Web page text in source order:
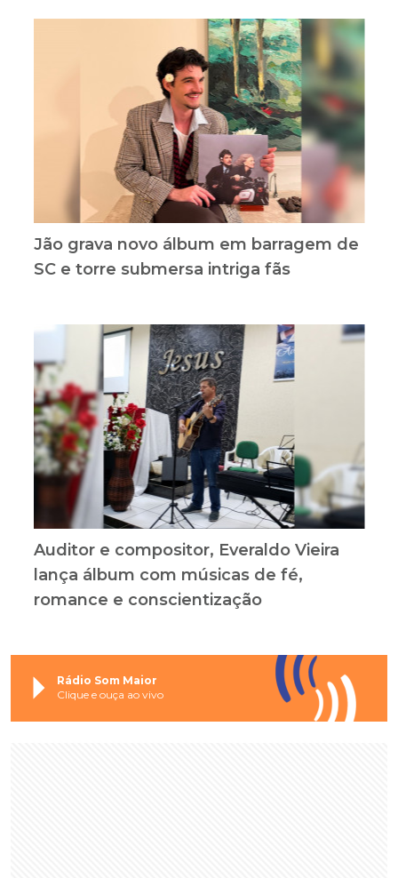
Jão grava novo álbum em barragem de
SC e torre submersa intriga fãs
Auditor e compositor, Everaldo Vieira
lança álbum com músicas de fé,
romance e conscientização
Rádio Som Maior
Clique e ouça ao vivo